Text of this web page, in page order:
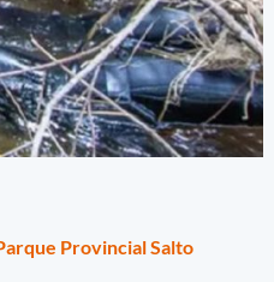
Provincial Salto